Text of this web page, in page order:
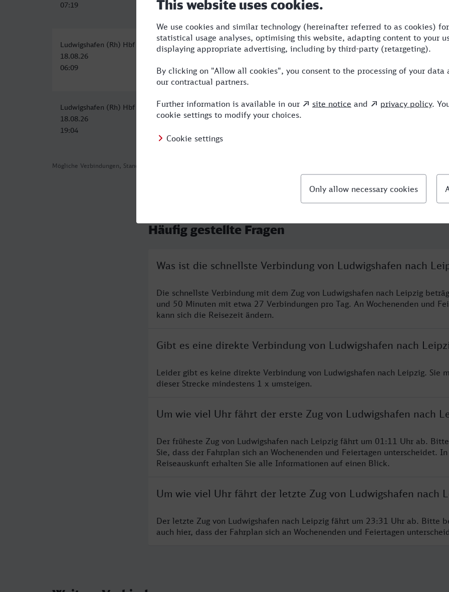
Mögliche Verbindungen, Stand: 2026-08-04 11:23
07:19
11:09
Ludwigshafen (Rh) Hbf
18.08.26
06:09
Leipzig Hbf
18.08.26
4:22
Ludwigshafen (Rh) Hbf
18.08.26
19:04
Leipzig Hbf
19.08.26
6:00 1 RE,ICE
Häufig gestellte Fragen
Was ist die schnellste Verbindung von Ludwigshafen nach
Die schnellste Verbindung mit dem Zug von Ludwigshafen nach Leipzig
und 50 Minuten mit etwa 27 Verbindungen pro Tag. An Wochenenden und
kann sich die Reisezeit ändern.
Gibt es eine direkte Verbindung von Ludwigshafen nach
Leider gibt es keine direkte Verbindung von Ludwigshafen nach Leipzig. Sie
dieser Strecke mindestens 1 x umsteigen.
Um wie viel Uhr fährt der erste Zug von Ludwigshafen nach
Der früheste Zug von Ludwigshafen nach Leipzig fährt um 01:11 Uhr ab.
Sie, dass der Fahrplan sich an Wochenenden und Feiertagen unterscheidet.
Reiseauskunft erhalten Sie alle Informationen auf einen Blick.
Um wie viel Uhr fährt der letzte Zug von Ludwigshafen nach
Der letzte Zug von Ludwigshafen nach Leipzig fährt um 23:31 Uhr ab. Bitte
auch hier, dass der Fahrplan sich an Wochenenden und Feiertagen